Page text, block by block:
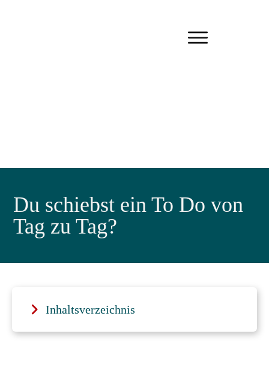
Du schiebst ein To Do von
Tag zu Tag?
Inhaltsverzeichnis